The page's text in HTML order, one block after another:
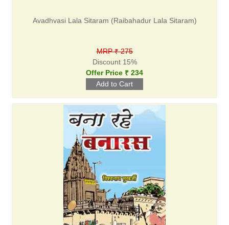
Avadhvasi Lala Sitaram (Raibahadur Lala Sitaram)
MRP ₹ 275
Discount 15%
Offer Price ₹ 234